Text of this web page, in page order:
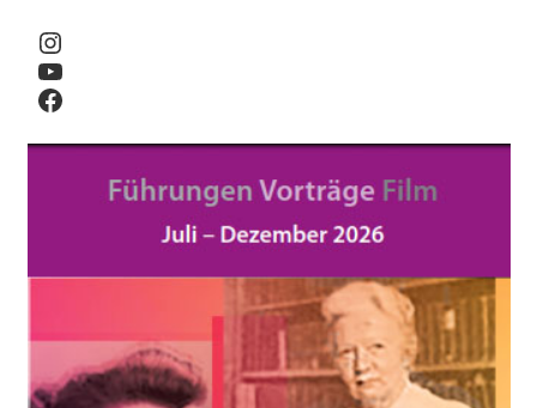
Instagram
YouTube
Facebook